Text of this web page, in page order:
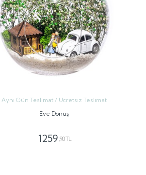
Aynı Gün Teslimat / Ücretsiz Teslimat
Eve Dönüş
1259 ,90 TL